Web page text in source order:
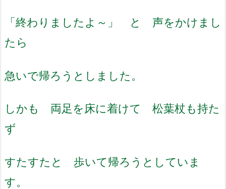
「終わりましたよ～」 と 声をかけまし
たら
急いで帰ろうとしました。
しかも 両足を床に着けて 松葉杖も持た
ず
すたすたと 歩いて帰ろうとしていま
す。